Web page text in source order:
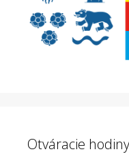
Otváracie hodiny